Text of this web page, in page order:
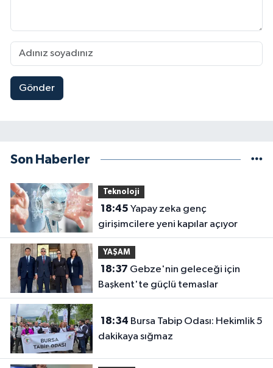
Gönder
Son Haberler
Teknoloji
18:45
girişimcilere yeni kapılar açıyor
YAŞAM
18:37
Başkent'te güçlü temaslar
18:34
dakikaya sığmaz